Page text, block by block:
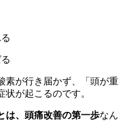
素が行き届かず、「頭が重
が起こるのです。
は、頭痛改善の第一歩なん